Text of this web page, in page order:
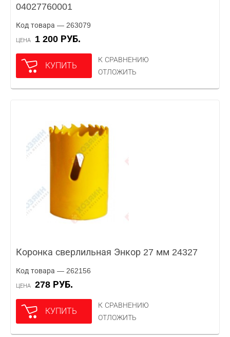
04027760001
Код товара — 263079
ЦЕНА 1 200 РУБ.
КУПИТЬ
К СРАВНЕНИЮ
ОТЛОЖИТЬ
Коронка сверлильная Энкор 27 мм 24327
Код товара — 262156
ЦЕНА 278 РУБ.
КУПИТЬ
К СРАВНЕНИЮ
ОТЛОЖИТЬ